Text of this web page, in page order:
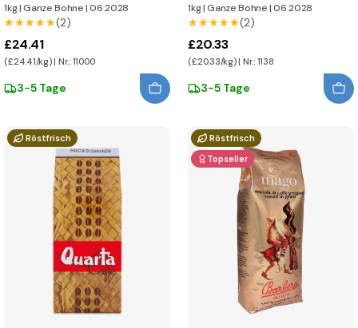
1kg|Ganze Bohne|06.2028
★★★★★
★★★★★(2)
£24.41
(£24.41/kg) | Nr.: 11000
3-5 Tage
1kg|Ganze Bohne|06.2028
★★★★★
★★★★★(2)
£20.33
(£20.33/kg) | Nr.: 1138
3-5 Tage
Röstfrisch
Röstfrisch
Topseller